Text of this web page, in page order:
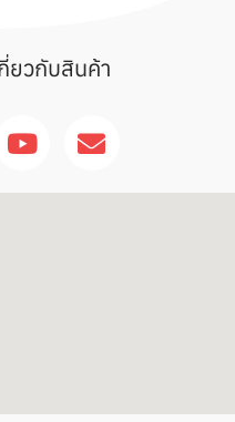
ยวกับสินค้า
Y
o
u
E
n
v